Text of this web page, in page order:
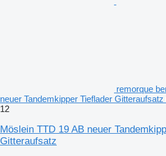
remorque
neuer Tandemkipper Tieflader
12
Möslein TTD 19 AB neuer
Gitteraufsatz